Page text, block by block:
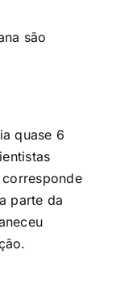
são
quase 6
parte da